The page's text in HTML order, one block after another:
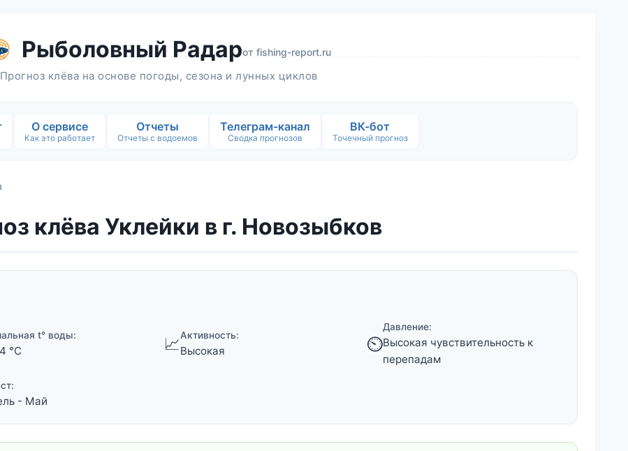
Рыболовный Радарот fishing-report.ru
Прогноз клёва на основе погоды, сезона и лунных циклов
О сервисе
Как это работает
Отчеты
Отчеты с водоемов
Телеграм-канал
Сводка прогнозов
ВК-бот
Точечный прогноз
клёва Уклейки в г. Новозыбков
t° воды:
°C 📈Активность:
Высокая ⏲️
Давление:
Высокая чувствительность к
перепадам
- Май